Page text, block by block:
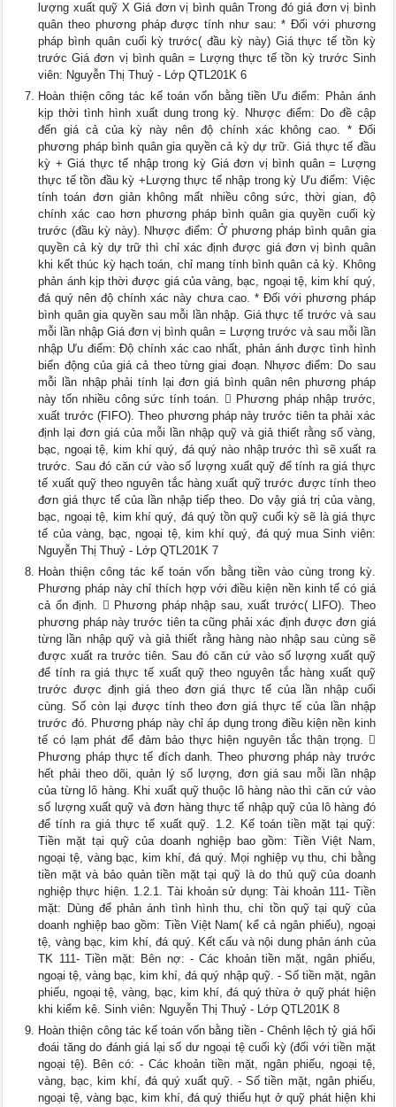
lượng xuất quỹ X Giá đơn vị bình quân Trong đó giá đơn vị bình
quân theo phương pháp được tính như sau: * Đối với phương
pháp bình quân cuối kỳ trước( đầu kỳ này) Giá thực tế tồn kỳ
trước Giá đơn vị bình quân = Lượng thực tế tồn kỳ trước Sinh
viên: Nguyễn Thị Thuỷ - Lớp QTL201K 6
Hoàn thiện công tác kế toán vốn bằng tiền Ưu điểm: Phản ánh
kịp thời tình hình xuất dung trong kỳ. Nhược điểm: Do đề cập
đến giá cả của kỳ này nên độ chính xác không cao. * Đối
phương pháp bình quân gia quyền cả kỳ dự trữ. Giá thực tế đầu
kỳ + Giá thực tế nhập trong kỳ Giá đơn vị bình quân = Lượng
thực tế tồn đầu kỳ +Lượng thực tế nhập trong kỳ Ưu điểm: Việc
tính toán đơn giản không mất nhiều công sức, thời gian, độ
chính xác cao hơn phương pháp bình quân gia quyền cuối kỳ
trước (đầu kỳ này). Nhược điểm: Ở phương pháp bình quân gia
quyền cả kỳ dự trữ thì chỉ xác định được giá đơn vị bình quân
khi kết thúc kỳ hạch toán, chỉ mang tính bình quân cả kỳ. Không
phản ánh kịp thời được giá của vàng, bạc, ngoại tệ, kim khí quý,
đá quý nên độ chính xác này chưa cao. * Đối với phương pháp
bình quân gia quyền sau mỗi lần nhập. Giá thực tế trước và sau
mỗi lần nhập Giá đơn vị bình quân = Lượng trước và sau mỗi lần
nhập Ưu điểm: Độ chính xác cao nhất, phản ánh được tình hình
biến động của giá cả theo từng giai đoạn. Nhựơc điểm: Do sau
mỗi lần nhập phải tính lại đơn giá bình quân nên phương pháp
này tốn nhiều công sức tính toán.  Phương pháp nhập trước,
xuất trước (FIFO). Theo phương pháp này trước tiên ta phải xác
định lại đơn giá của mỗi lần nhập quỹ và giả thiết rằng số vàng,
bạc, ngoại tệ, kim khí quý, đá quý nào nhập trước thì sẽ xuất ra
trước. Sau đó căn cứ vào số lượng xuất quỹ để tính ra giá thực
tế xuất quỹ theo nguyên tắc hàng xuất quỹ trước được tính theo
đơn giá thực tế của lần nhập tiếp theo. Do vậy giá trị của vàng,
bạc, ngoại tệ, kim khí quý, đá quý tồn quỹ cuối kỳ sẽ là giá thực
tế của vàng, bạc, ngoại tệ, kim khí quý, đá quý mua Sinh viên:
Nguyễn Thị Thuỷ - Lớp QTL201K 7
Hoàn thiện công tác kế toán vốn bằng tiền vào cùng trong kỳ.
Phương pháp này chỉ thích hợp với điều kiện nền kinh tế có giá
cả ổn định.  Phương pháp nhập sau, xuất trước( LIFO). Theo
phương pháp này trước tiên ta cũng phải xác định được đơn giá
từng lần nhập quỹ và giả thiết rằng hàng nào nhập sau cùng sẽ
được xuất ra trước tiên. Sau đó căn cứ vào số lượng xuất quỹ
để tính ra giá thực tế xuất quỹ theo nguyên tắc hàng xuất quỹ
trước được định giá theo đơn giá thực tế của lần nhập cuối
cùng. Số còn lại được tính theo đơn giá thực tế của lần nhập
trước đó. Phương pháp này chỉ áp dụng trong điều kiện nền kinh
tế có lạm phát để đảm bảo thực hiện nguyên tắc thận trọng. 
Phương pháp thực tế đích danh. Theo phương pháp này trước
hết phải theo dõi, quản lý số lượng, đơn giá sau mỗi lần nhập
của từng lô hàng. Khi xuất quỹ thuộc lô hàng nào thì căn cứ vào
số lượng xuất quỹ và đơn hàng thực tế nhập quỹ của lô hàng đó
để tính ra giá thực tế xuất quỹ. 1.2. Kế toán tiền mặt tại quỹ:
Tiền mặt tại quỹ của doanh nghiệp bao gồm: Tiền Việt Nam,
ngoại tệ, vàng bạc, kim khí, đá quý. Mọi nghiệp vụ thu, chi bằng
tiền mặt và bảo quản tiền mặt tại quỹ là do thủ quỹ của doanh
nghiệp thực hiện. 1.2.1. Tài khoản sử dụng: Tài khoản 111- Tiền
mặt: Dùng để phản ánh tình hình thu, chi tồn quỹ tại quỹ của
doanh nghiệp bao gồm: Tiền Việt Nam( kể cả ngân phiếu), ngoại
tệ, vàng bạc, kim khí, đá quý. Kết cấu và nội dung phản ánh của
TK 111- Tiền mặt: Bên nợ: - Các khoản tiền mặt, ngân phiếu,
ngoại tệ, vàng bạc, kim khí, đá quý nhập quỹ. - Số tiền mặt, ngân
phiếu, ngoại tệ, vàng, bạc, kim khí, đá quý thừa ở quỹ phát hiện
khi kiểm kê. Sinh viên: Nguyễn Thị Thuỷ - Lớp QTL201K 8
Hoàn thiện công tác kế toán vốn bằng tiền - Chênh lệch tỷ giá hối
đoái tăng do đánh giá lại số dư ngoại tệ cuối kỳ (đối với tiền mặt
ngoại tệ). Bên có: - Các khoản tiền mặt, ngân phiếu, ngoại tệ,
vàng, bạc, kim khí, đá quý xuất quỹ. - Số tiền mặt, ngân phiếu,
ngoại tệ, vàng bạc, kim khí, đá quý thiếu hụt ở quỹ phát hiện khi